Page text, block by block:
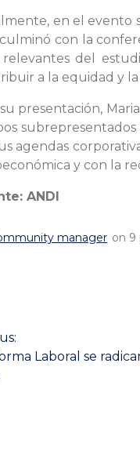
en el evento
con la
relevantes del
a la equidad y la
presentación,
subrepresentados
agendas
y con la
ANDI
manager on 9
Laboral se